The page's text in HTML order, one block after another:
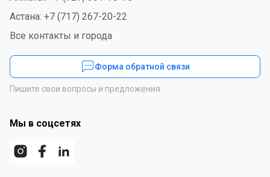
Астана: +7 (717) 267-20-22
Все контакты и города
Форма обратной связи
Пишите свои вопросы и предложения
Мы в соцсетях